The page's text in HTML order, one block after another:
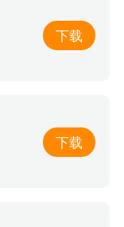
下载
下载